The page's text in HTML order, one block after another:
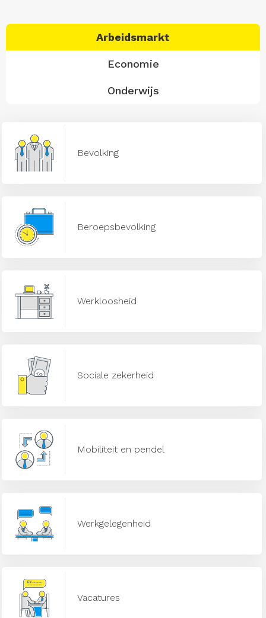
Arbeidsmarkt
Economie
Onderwijs
Bevolking
Beroepsbevolking
Werkloosheid
Sociale zekerheid
Mobiliteit en pendel
Werkgelegenheid
Vacatures